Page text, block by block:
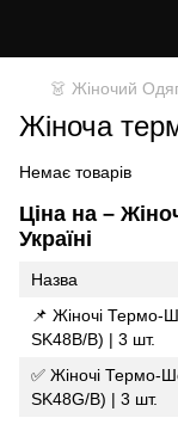
👗 Жіночий
Жіноча
Немає товарів
Ціна на –
Україні
Назва
📌 Жіночі Термо-
SK48B/B) | 3 шт.
✅ Жіночі Термо-
SK48G/B) | 3 шт.